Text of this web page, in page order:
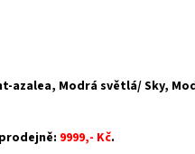
azalea, Modrá světlá/ Sky,
9999,- Kč.